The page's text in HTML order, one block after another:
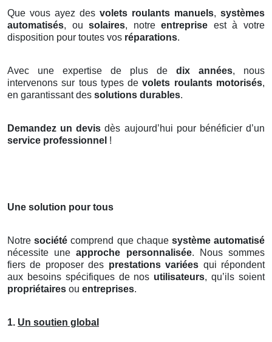
Que vous ayez des volets roulants manuels, systèmes
automatisés, ousolaires, notreentreprise est à votre
disposition pour toutes vos réparations.
Avec une expertise de plus de dix années, nous
intervenons sur tous types devolets roulants motorisés,
en garantissant des solutions durables.
Demandez un devis dès aujourd’hui pour bénéficier d’un
service professionnel !
Une solution pour tous
Notresociété comprend que chaque système automatisé
nécessite uneapproche personnalisée. Nous sommes
fiers de proposer des prestations variées qui répondent
aux besoins spécifiques de nos utilisateurs, qu’ils soient
propriétaires ou entreprises.
1. Un soutien global